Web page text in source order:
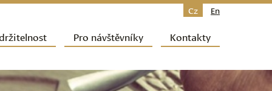
Cz En
Pro návštěvníky Kontakty